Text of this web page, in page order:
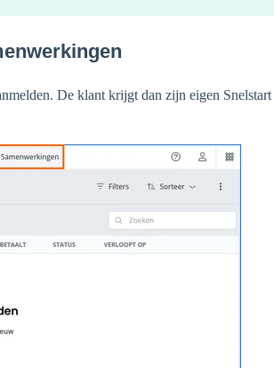
De klant krijgt dan zijn eigen Snelstart